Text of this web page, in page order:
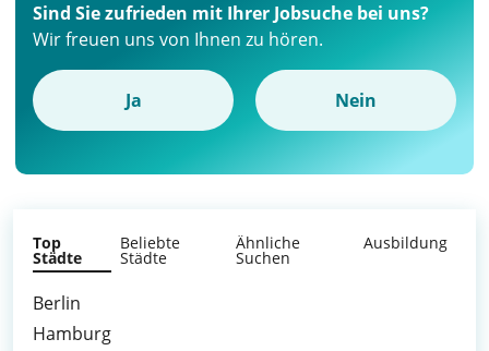
Sind Sie zufrieden mit Ihrer Jobsuche bei uns?
Wir freuen uns von Ihnen zu hören.
Ja Nein
Top
Städte
Beliebte
Städte
Ähnliche
Suchen
Ausbildung
Berlin
Hamburg